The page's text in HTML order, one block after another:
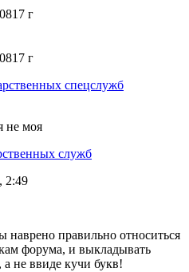
17 г
17 г
спецслужб
не моя
служб
2:49
правильно относиться
форума, и выкладывать
не ввиде кучи букв!